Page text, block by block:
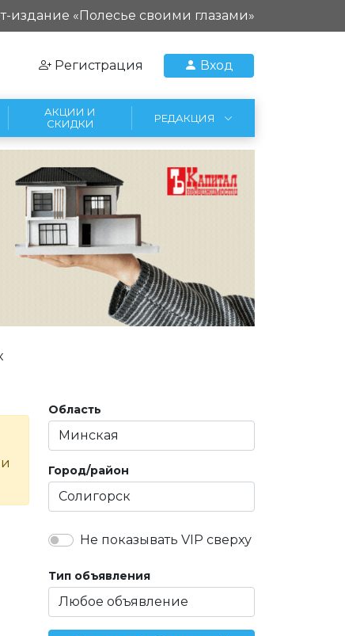
издание «Полесье своими глазами»
Регистрация Вход
АКЦИИ И
СКИДКИ
РЕДАКЦИЯ
Область
Город/район
Не показывать VIP сверху
Тип объявления